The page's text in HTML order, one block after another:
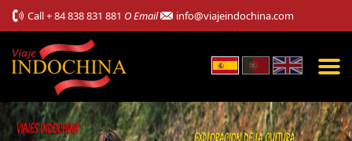
Call+ 84 838 831 881 O Email info@viajeindochina.com